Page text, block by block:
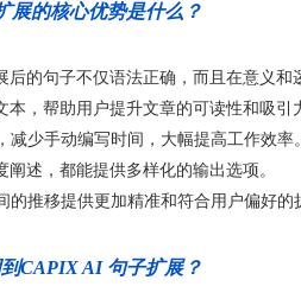
展的核心优势是什么？
的句子不仅语法正确，而且在意义和
本，帮助用户提升文章的可读性和吸引
减少手动编写时间，大幅提高工作效率
述，都能提供多样化的输出选项。
推移提供更加精准和符合用户偏好的
CAPIX AI 句子扩展？